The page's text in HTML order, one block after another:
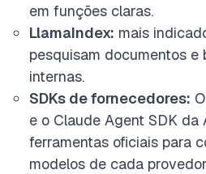
em funções claras.
LlamaIndex: mais
pesquisam documentos
internas.
SDKs de fornecedores:
e o Claude Agent SDK
ferramentas oficiais para
modelos de cada